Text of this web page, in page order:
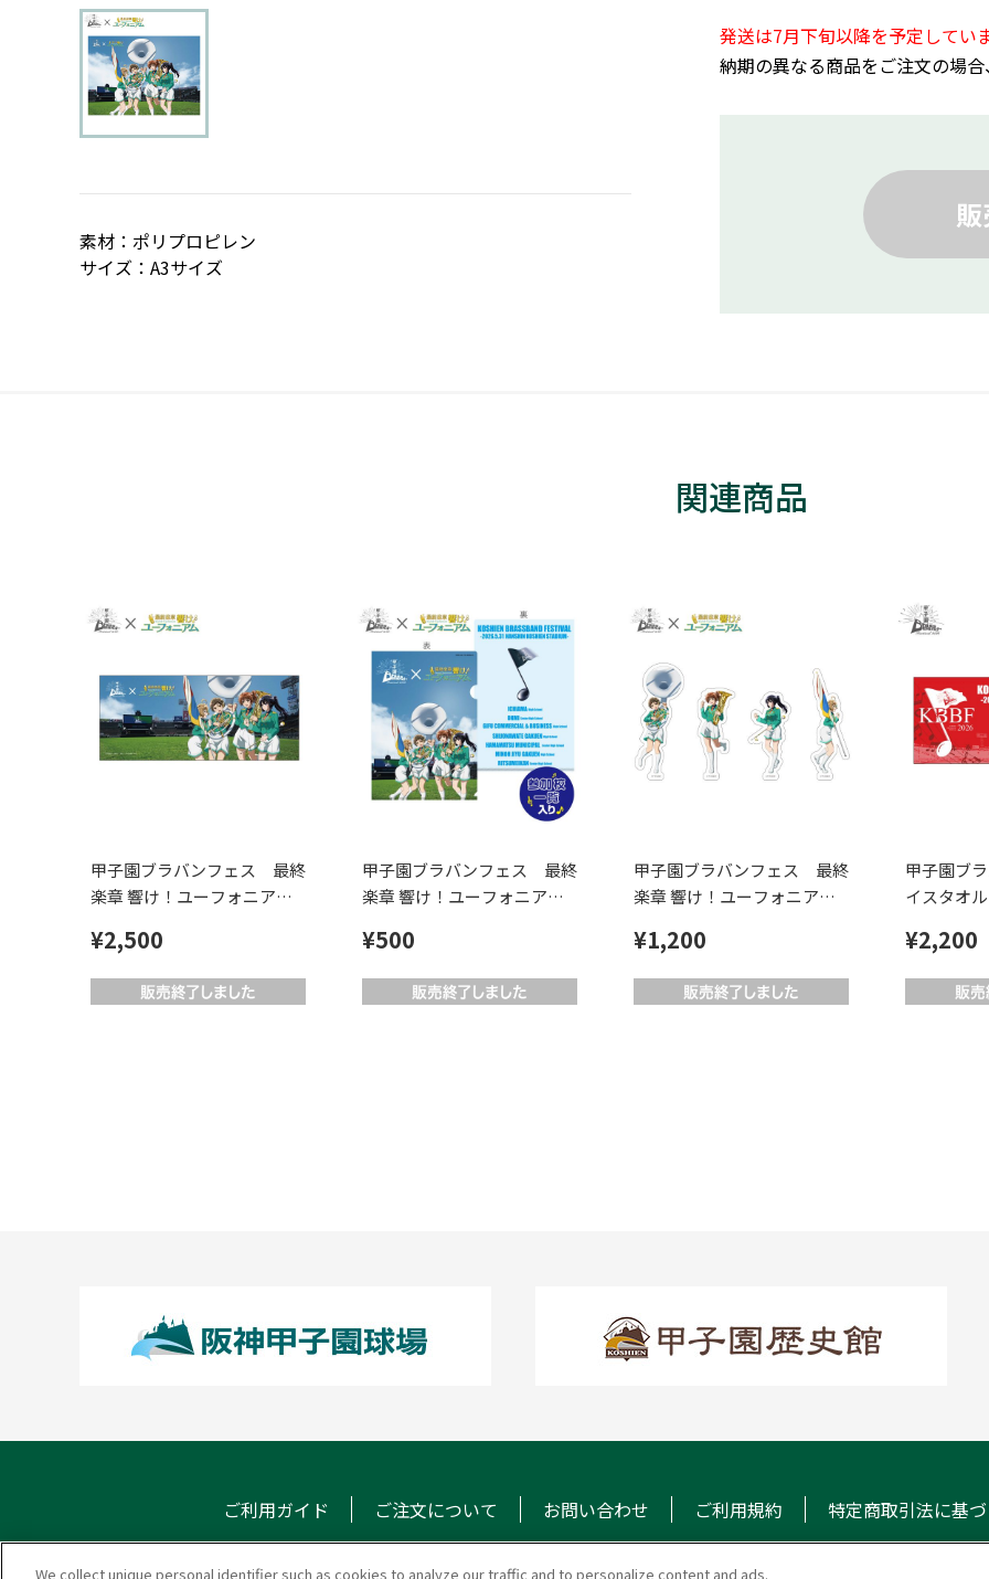
素材：ポリプロピレン
サイズ：A3サイズ
発送は7月下旬以降を予定していま
納期の異なる商品をご注文の場
関連商品
甲子園ブラバンフェス 最終
楽章 響け！ユーフォニアム
¥2,500
甲子園ブラバンフェス 最終
楽章 響け！ユーフォニアム
¥500
甲子園ブラバンフェス 最終
楽章 響け！ユーフォニアム
¥1,200
甲子園ブ
イスタオル
¥2,200
ご利用ガイド ご注文について お問い合わせ ご利用規約 特定商取引法に基
We collect unique personal identifier such as cookies to analyze our traffic and to personalize content and ads.